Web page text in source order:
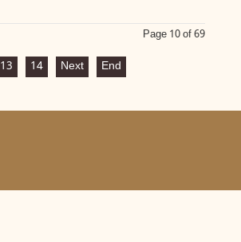
Page 10 of 69
13 14 Next End